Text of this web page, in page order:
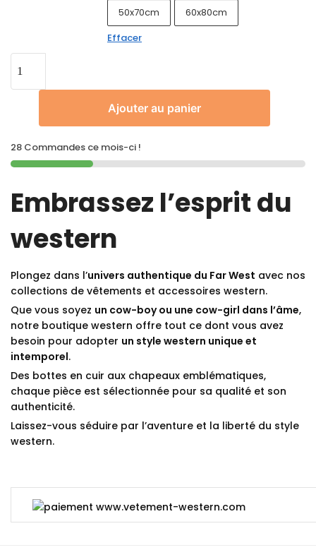
50x70cm
60x80cm
Effacer
Ajouter au panier
28 Commandes ce mois-ci !
Embrassez l’esprit du
western
Plongez dans l’univers authentique du Far West avec nos
collections de vêtements et accessoires western.
Que vous soyez un cow-boy ou une cow-girl dans l’âme,
notre boutique western offre tout ce dont vous avez
besoin pour adopter un style western unique et
intemporel.
Des bottes en cuir aux chapeaux emblématiques,
chaque pièce est sélectionnée pour sa qualité et son
authenticité.
Laissez-vous séduire par l’aventure et la liberté du style
western.